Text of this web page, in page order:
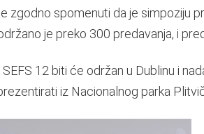
zgodno spomenuti da je simpoziju
je preko 300 predavanja, i
12 biti će održan u Dublinu i
iz Nacionalnog parka